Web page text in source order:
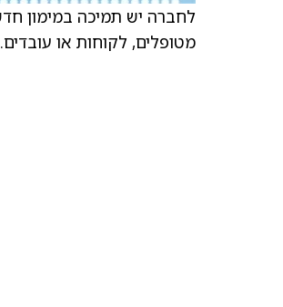
מטופלים, לקוחות או עובדים.